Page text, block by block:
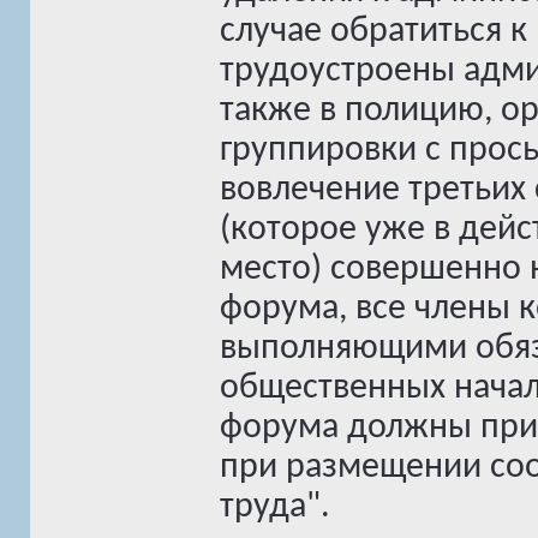
случае обратиться
трудоустроены
также в полицию,
группировки с
вовлечение
(которое уже в
место)
форума, все члены
выполняющими
общественных
форума должны
при размещении
труда".